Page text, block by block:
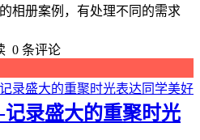
相册案例，有处理不同的需求
0 条评论
录盛大的重聚时光